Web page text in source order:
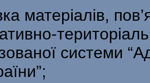
матеріалів,
системи